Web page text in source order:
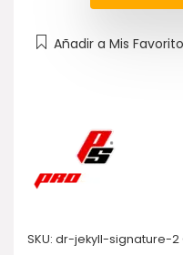
Añadir a Mis
SKU: dr-jekyll-signature-2